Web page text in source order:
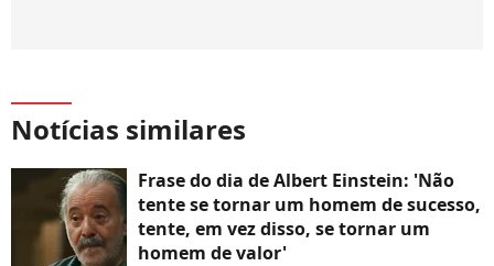
Notícias similares
Frase do dia de Albert Einstein: 'Não
tente se tornar um homem de sucesso,
tente, em vez disso, se tornar um
homem de valor'